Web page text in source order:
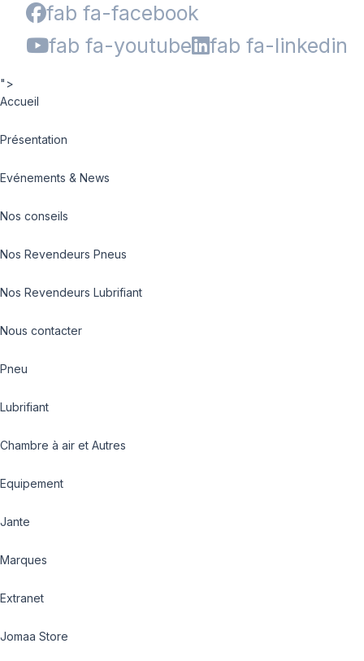
fab fa-facebook
fab fa-youtube
fab fa-linkedin
">
Accueil
Présentation
Evénements & News
Nos conseils
Nos Revendeurs Pneus
Nos Revendeurs Lubrifiant
Nous contacter
Pneu
Lubrifiant
Chambre à air et Autres
Equipement
Jante
Marques
Extranet
Jomaa Store